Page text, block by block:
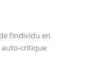
l’individu en
auto-critique